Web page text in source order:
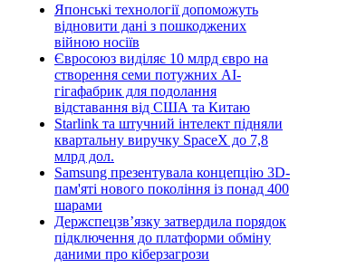
Японські технології допоможуть
відновити дані з пошкоджених
війною носіїв
Євросоюз виділяє 10 млрд євро на
створення семи потужних AI-
гігафабрик для подолання
відставання від США та Китаю
Starlink та штучний інтелект підняли
квартальну виручку SpaceX до 7,8
млрд дол.
Samsung презентувала концепцію 3D-
пам'яті нового покоління із понад 400
шарами
Держспецзв’язку затвердила порядок
підключення до платформи обміну
даними про кіберзагрози